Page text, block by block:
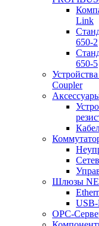
Link
650-2
650-5
Coupler
Шлюзы
ОРС-